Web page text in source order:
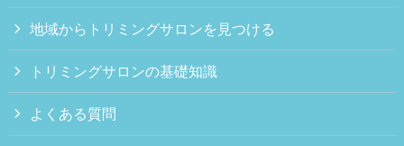
地域からトリミングサロンを見つける
トリミングサロンの基礎知識
よくある質問